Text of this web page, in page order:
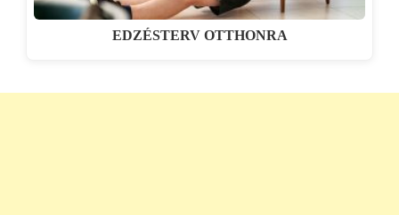
EDZÉSTERV OTTHONRA